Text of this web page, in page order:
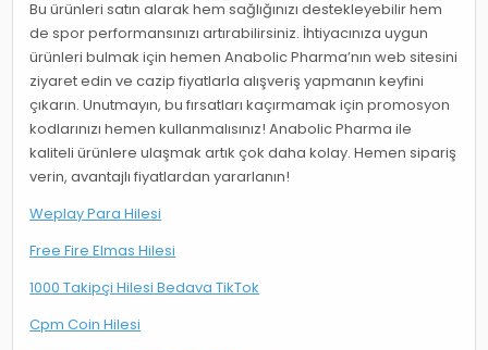
Bu ürünleri satın alarak hem sağlığınızı destekleyebilir hem
de spor performansınızı artırabilirsiniz. İhtiyacınıza uygun
ürünleri bulmak için hemen Anabolic Pharma’nın web sitesini
ziyaret edin ve cazip fiyatlarla alışveriş yapmanın keyfini
çıkarın. Unutmayın, bu fırsatları kaçırmamak için promosyon
kodlarınızı hemen kullanmalısınız! Anabolic Pharma ile
kaliteli ürünlere ulaşmak artık çok daha kolay. Hemen sipariş
verin, avantajlı fiyatlardan yararlanın!
Weplay Para Hilesi
Free Fire Elmas Hilesi
1000 Takipçi Hilesi Bedava TikTok
Cpm Coin Hilesi